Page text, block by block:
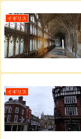
イギリス
イギリス